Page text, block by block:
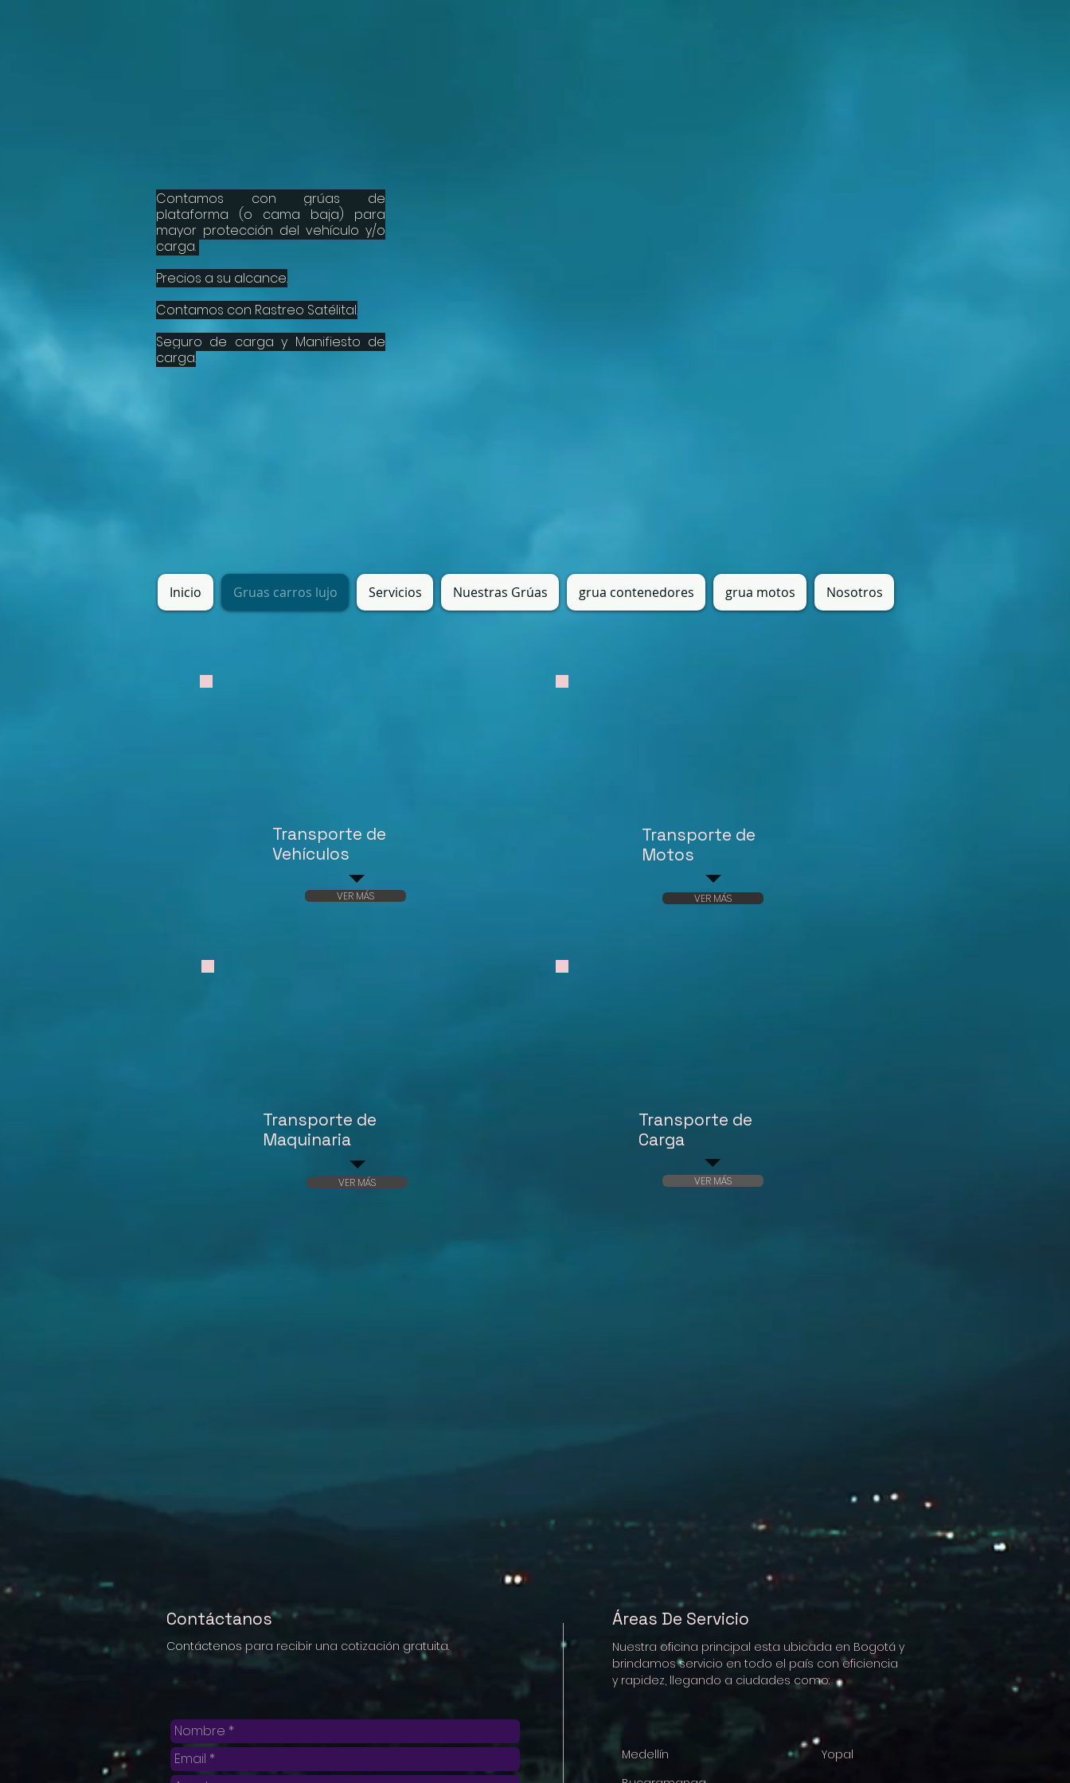
Contamos con grúas de
plataforma (o cama baja) para
mayor protección del vehículo y/o
carga.
Precios a su alcance.
Contamos con Rastreo Satélital.
Seguro de carga y Manifiesto de
carga.
Inicio Gruas carros lujo Servicios Nuestras Grúas grua contenedores grua motos Nosotros
Transporte de
Vehículos
VER MÁS
Transporte de
Maquinaria
VER MÁS
Transporte de
Motos
VER MÁS
Transporte de
Carga
VER MÁS
Contáctanos Áreas De Servicio
Nuestra oficina principal esta ubicada en Bogotá y
brindamos servicio en todo el país con eficiencia
y rapidez, llegando a ciudades como:
Contáctenos para recibir una cotización gratuita.
Medellín Yopal